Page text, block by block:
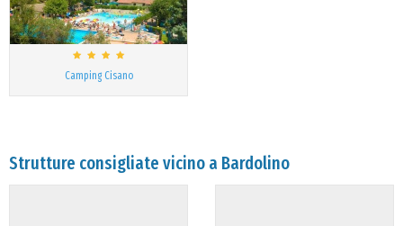
Camping Cisano
Strutture consigliate vicino a Bardolino